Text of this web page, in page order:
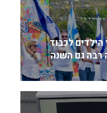
לכבוד